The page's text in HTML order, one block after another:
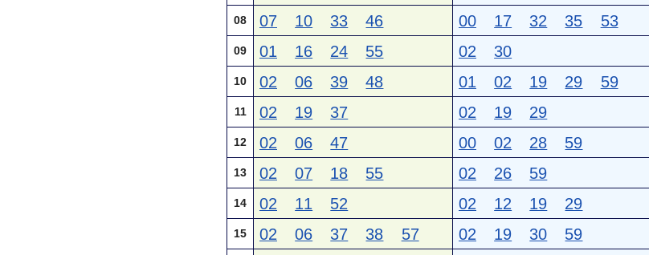
08 07 10 33 46 00 17 32 35 53
09 01 16 24 55 02 30
10 02 06 39 48 01 02 19 29 59
11 02 19 37 02 19 29
12 02 06 47 00 02 28 59
13 02 07 18 55 02 26 59
14 02 11 52 02 12 19 29
15 02 06 37 38 57 02 19 30 59